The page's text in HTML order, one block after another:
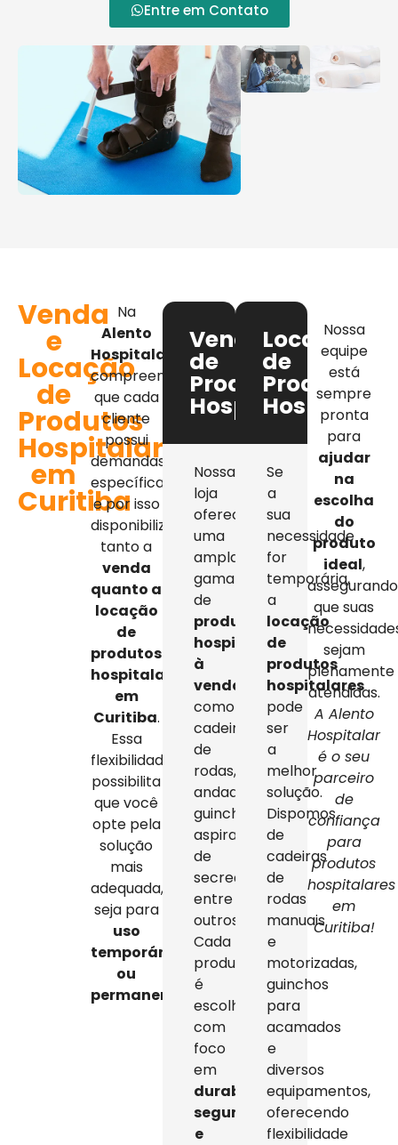
Entre em Contato
Venda
e
Locação
de
Produtos
Hospitalares
em
Curitiba
Na
Alento
Hospitalar
compreendemos
que cada
cliente
possui
demandas
específicas,
e por isso
disponibilizamos
tanto a
venda
quanto a
locação
de
produtos
hospitalares
em
Curitiba.
Essa
flexibilidade
possibilita
que você
opte pela
solução
mais
adequada,
seja para
uso
temporário
ou
permanente
Venda
de
Produtos
Hospitalares
Nossa
loja
oferece
uma
ampla
gama
de
produtos
hospitalares
à
venda
como
cadeiras
de
rodas,
andadores,
guinchos,
aspiradores
de
secreção,
entre
outros.
Cada
produto
é
escolhido
com
foco
em
durabilidade,
segurança
e
Locação
de
Produtos
Se
a
sua
necessidade
for
temporária,
a
locação
de
produtos
hospitalares
pode
ser
a
melhor
solução.
Dispomos
de
cadeiras
de
rodas
manuais
e
motorizadas,
guinchos
para
acamados
e
diversos
equipamentos,
oferecendo
flexibilidade
Nossa
equipe
está
sempre
pronta
para
ajudar
na
escolha
do
produto
ideal,
assegurando
que suas
sejam
plenamente
atendidas.
A Alento
Hospitalar
é o seu
parceiro
de
confiança
para
produtos
hospitalares
em
Curitiba!